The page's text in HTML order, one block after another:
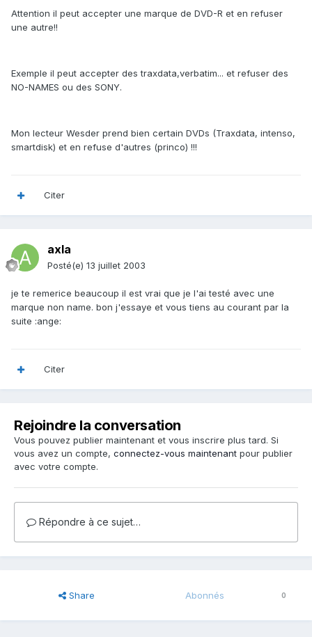
Attention il peut accepter une marque de DVD-R et en refuser
une autre!!
Exemple il peut accepter des traxdata,verbatim... et refuser des
NO-NAMES ou des SONY.
Mon lecteur Wesder prend bien certain DVDs (Traxdata, intenso,
smartdisk) et en refuse d'autres (princo) !!!
Citer
axla
Posté(e) 13 juillet 2003
je te remerice beaucoup il est vrai que je l'ai testé avec une
marque non name. bon j'essaye et vous tiens au courant par la
suite :ange:
Citer
Rejoindre la conversation
Vous pouvez publier maintenant et vous inscrire plus tard. Si
vous avez un compte, connectez-vous maintenant pour publier
avec votre compte.
Répondre à ce sujet…
Share Abonnés 0